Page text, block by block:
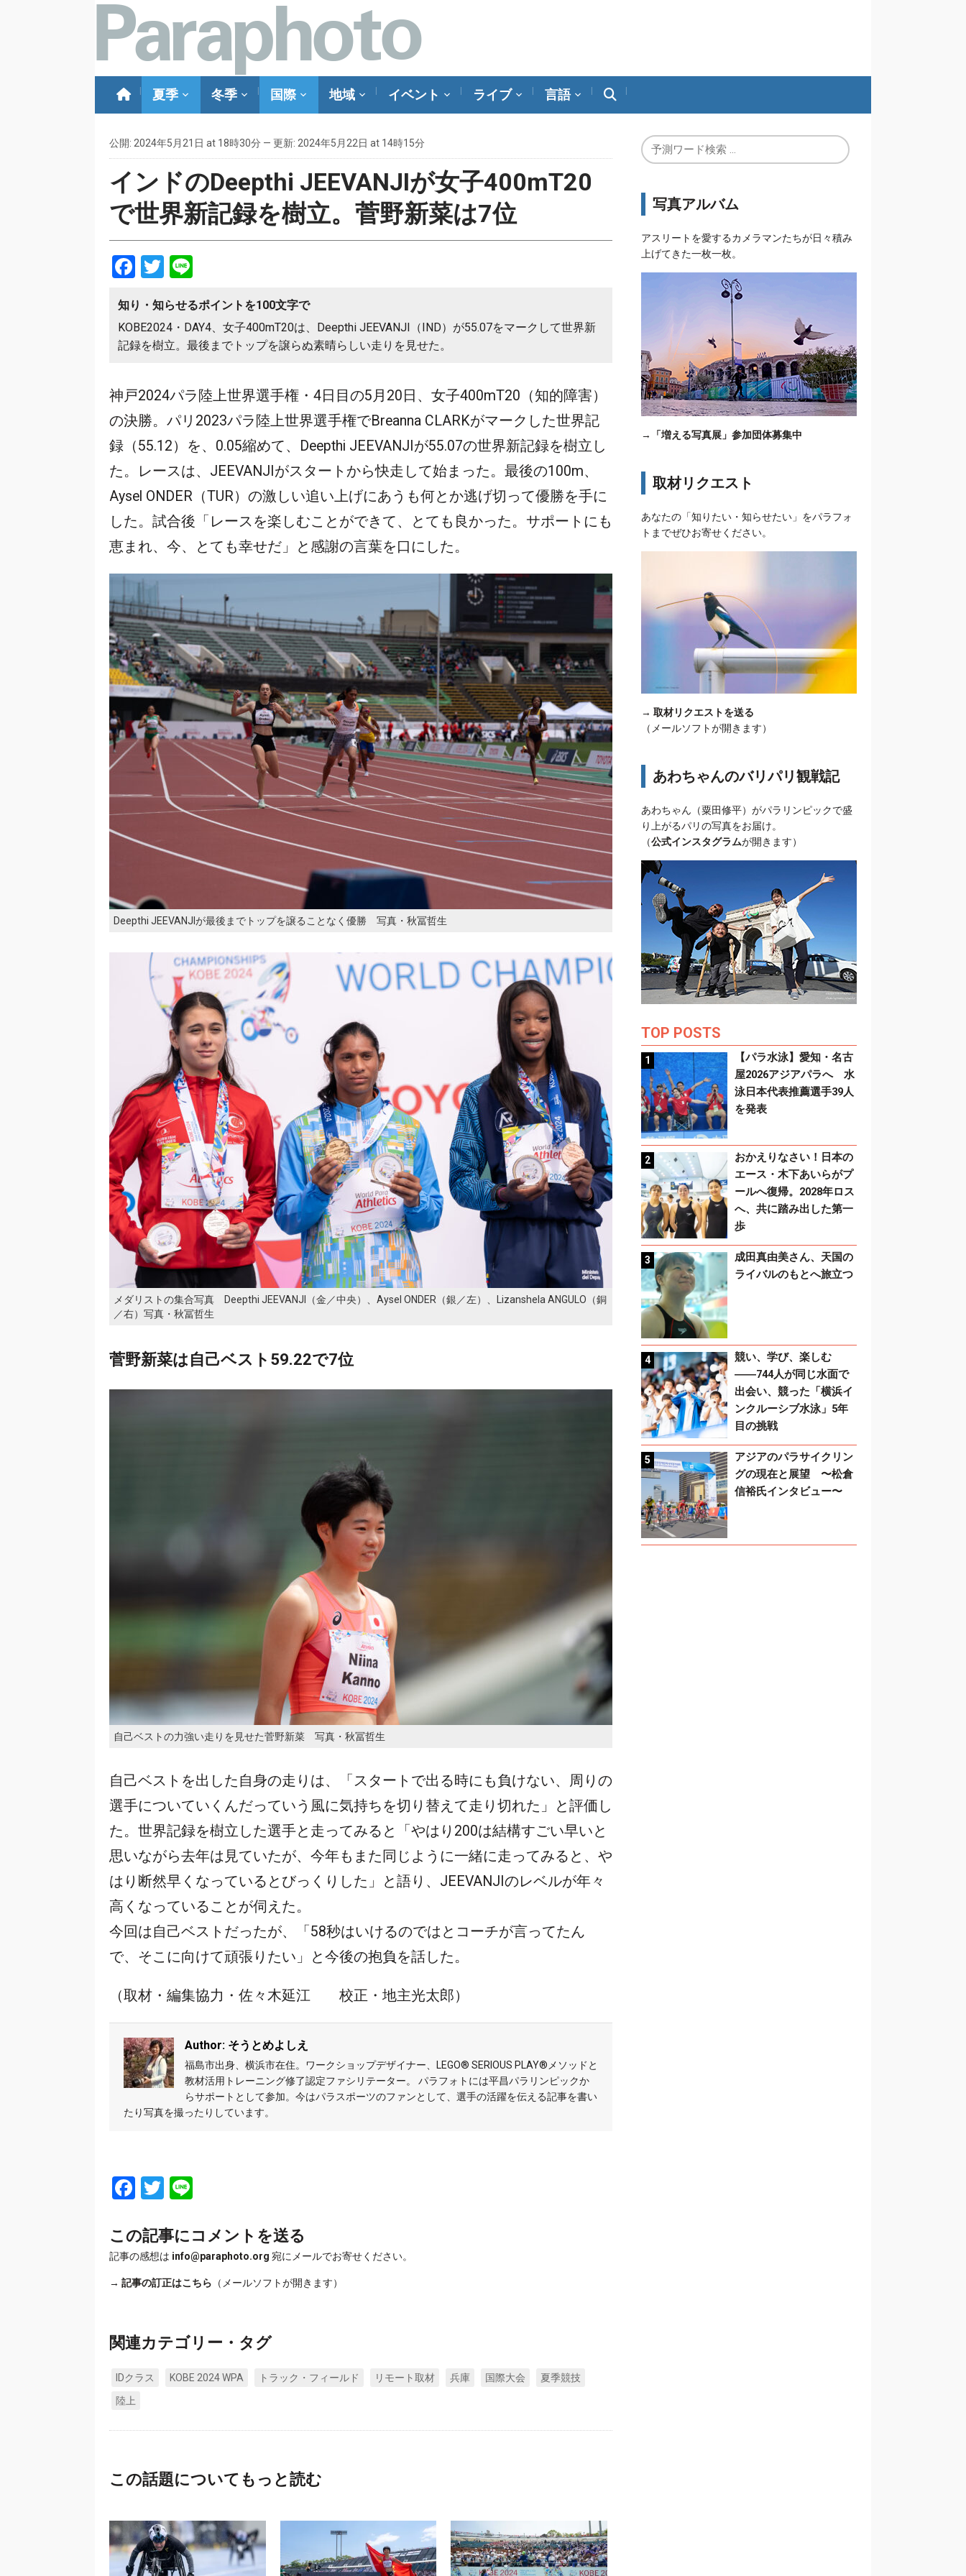
夏季 冬季 国際 地域 イベント ライブ 言語
公開: 2024年5月21日 at 18時30分 — 更新: 2024年5月22日 at 14時15分
インドのDeepthi JEEVANJIが女子400mT20
で世界新記録を樹立。菅野新菜は7位
Facebook
Twitter
知り・知らせるポイントを100文字で
KOBE2024・DAY4、女子400mT20は、Deepthi JEEVANJI（IND）が55.07をマークして世界新
記録を樹立。最後までトップを譲らぬ素晴らしい走りを見せた。
神戸2024パラ陸上世界選手権・4日目の5月20日、女子400mT20（知的障害）
の決勝。パリ2023パラ陸上世界選手権でBreanna CLARKがマークした世界記
録（55.12）を、0.05縮めて、Deepthi JEEVANJIが55.07の世界新記録を樹立し
た。レースは、JEEVANJIがスタートから快走して始まった。最後の100m、
Aysel ONDER（TUR）の激しい追い上げにあうも何とか逃げ切って優勝を手に
した。試合後「レースを楽しむことができて、とても良かった。サポートにも
恵まれ、今、とても幸せだ」と感謝の言葉を口にした。
Deepthi JEEVANJIが最後までトップを譲ることなく優勝 写真・秋冨哲生
メダリストの集合写真 Deepthi JEEVANJI（金／中央）、Aysel ONDER（銀／左）、Lizanshela ANGULO（銅
／右）写真・秋冨哲生
菅野新菜は自己ベスト59.22で7位
自己ベストの力強い走りを見せた菅野新菜 写真・秋冨哲生
自己ベストを出した自身の走りは、「スタートで出る時にも負けない、周りの
選手についていくんだっていう風に気持ちを切り替えて走り切れた」と評価し
た。世界記録を樹立した選手と走ってみると「やはり200は結構すごい早いと
思いながら去年は見ていたが、今年もまた同じように一緒に走ってみると、や
はり断然早くなっているとびっくりした」と語り、JEEVANJIのレベルが年々
高くなっていることが伺えた。
今回は自己ベストだったが、「58秒はいけるのではとコーチが言ってたん
で、そこに向けて頑張りたい」と今後の抱負を話した。
（取材・編集協力・佐々木延江 校正・地主光太郎）
Author: そうとめよしえ
福島市出身、横浜市在住。ワークショップデザイナー、LEGO®︎ SERIOUS PLAY®︎メソッドと
教材活用トレーニング修了認定ファシリテーター。 パラフォトには平昌パラリンピックか
らサポートとして参加。今はパラスポーツのファンとして、選手の活躍を伝える記事を書い
たり写真を撮ったりしています。
Facebook
Twitter
この記事にコメントを送る
記事の感想は info@paraphoto.org 宛にメールでお寄せください。
→ 記事の訂正はこちら （メールソフトが開きます）
関連カテゴリー・タグ
IDクラス KOBE 2024 WPA トラック・フィールド リモート取材 兵庫 国際大会
夏季競技
陸上
この話題についてもっと読む
写真アルバム
アスリートを愛するカメラマンたちが日々積み
上げてきた一枚一枚。
→ 「増える写真展」参加団体募集中
取材リクエスト
あなたの「知りたい・知らせたい」をパラフォ
トまでぜひお寄せください。
→ 取材リクエストを送る
（メールソフトが開きます）
あわちゃんのバリパリ観戦記
あわちゃん（粟田修平）がパラリンピックで盛
り上がるパリの写真をお届け。
（公式インスタグラムが開きます）
TOP POSTS
【パラ水泳】愛知・名古
屋2026アジアパラへ 水
泳日本代表推薦選手39人
を発表
おかえりなさい！日本の
エース・木下あいらがプ
ールへ復帰。2028年ロス
へ、共に踏み出した第一
歩
成田真由美さん、天国の
ライバルのもとへ旅立つ
競い、学び、楽しむ
――744人が同じ水面で
出会い、競った「横浜イ
ンクルーシブ水泳」5年
目の挑戦
アジアのパラサイクリン
グの現在と展望 〜松倉
信裕氏インタビュー〜